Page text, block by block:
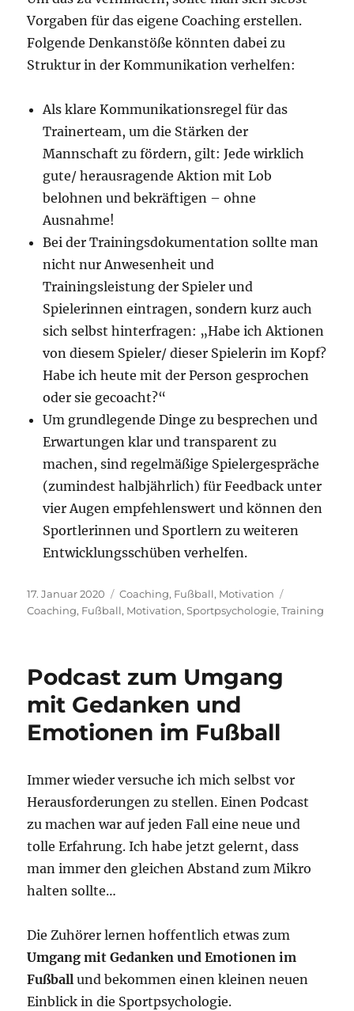
Vorgaben für das eigene Coaching erstellen.
Folgende Denkanstöße könnten dabei zu
Struktur in der Kommunikation verhelfen:
Als klare Kommunikationsregel für das
Trainerteam, um die Stärken der
Mannschaft zu fördern, gilt: Jede wirklich
gute/ herausragende Aktion mit Lob
belohnen und bekräftigen – ohne
Ausnahme!
Bei der Trainingsdokumentation sollte man
nicht nur Anwesenheit und
Trainingsleistung der Spieler und
Spielerinnen eintragen, sondern kurz auch
sich selbst hinterfragen: „Habe ich Aktionen
von diesem Spieler/ dieser Spielerin im Kopf?
Habe ich heute mit der Person gesprochen
oder sie gecoacht?“
Um grundlegende Dinge zu besprechen und
Erwartungen klar und transparent zu
machen, sind regelmäßige Spielergespräche
(zumindest halbjährlich) für Feedback unter
vier Augen empfehlenswert und können den
Sportlerinnen und Sportlern zu weiteren
Entwicklungsschüben verhelfen.
Veröffentlicht
am
17. Januar 2020 Kategorien
Coaching, Fußball, Motivation
Coaching, Fußball, Motivation,Sportpsychologie,Training
Podcast zum Umgang
mit Gedanken und
Emotionen im Fußball
Immer wieder versuche ich mich selbst vor
Herausforderungen zu stellen. Einen Podcast
zu machen war auf jeden Fall eine neue und
tolle Erfahrung. Ich habe jetzt gelernt, dass
man immer den gleichen Abstand zum Mikro
halten sollte…
Die Zuhörer lernen hoffentlich etwas zum
Umgang mit Gedanken und Emotionen im
Fußball und bekommen einen kleinen neuen
Einblick in die Sportpsychologie.